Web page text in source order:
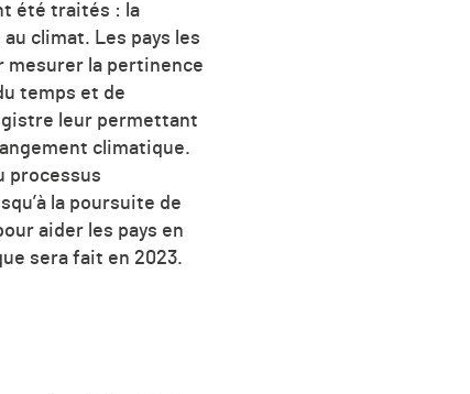
été traités : la
climat. Les pays les
mesurer la pertinence
temps et de
leur permettant
climatique.
processus
la poursuite de
aider les pays en
sera fait en 2023.